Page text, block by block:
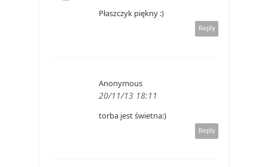
Płaszczyk piękny :)
Reply
Anonymous
20/11/13 18:11
torba jest świetna:)
Reply